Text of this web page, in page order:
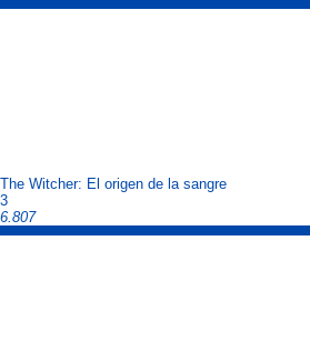
The Witcher: El origen de la sangre
3
6.807